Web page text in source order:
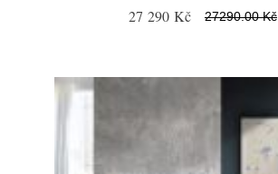
27 290 Kč 27290.00 Kč